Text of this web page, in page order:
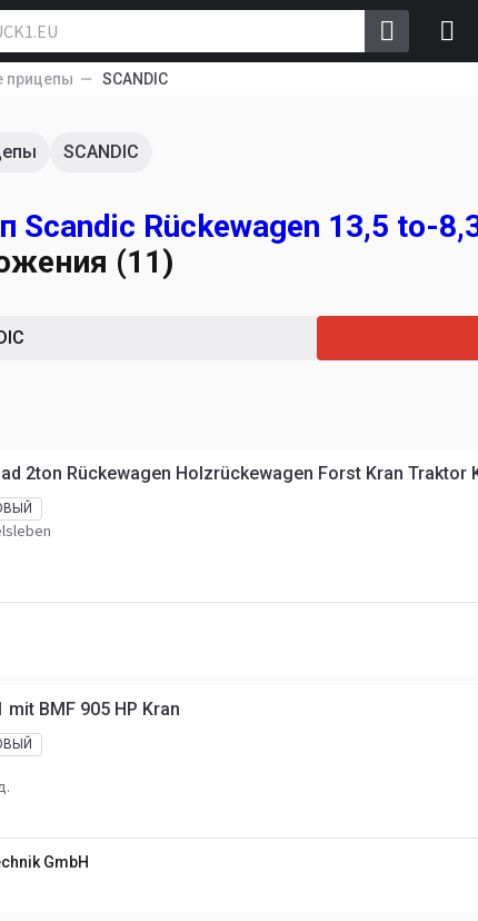
прицепы SCANDIC
SCANDIC
Scandic Rückewagen 13,5 to-
(11)
2ton Rückewagen Holzrückewagen Forst Kran Traktor
mit BMF 905 HP Kran
GmbH